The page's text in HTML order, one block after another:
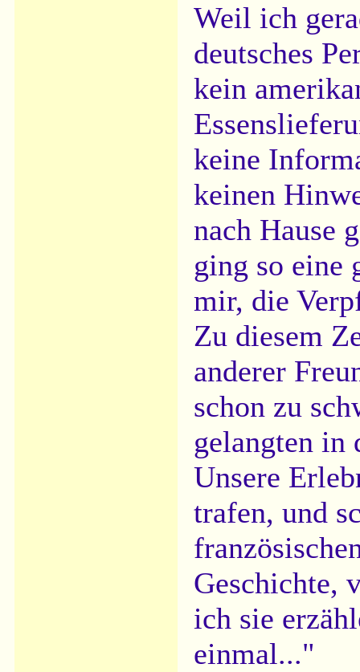
Weil ich
deutsches
kein
keine
keinen
nach Hause
ging so eine
mir, die
Zu diesem
anderer
schon zu
gelangten in
Unsere
trafen, und
Geschichte,
ich sie
einmal..."